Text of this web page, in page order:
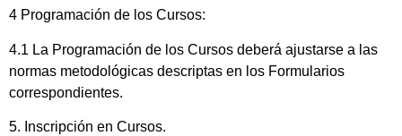
4 Programación de los Cursos:
4.1 La Programación de los Cursos deberá ajustarse a las
normas metodológicas descriptas en los Formularios
correspondientes.
5. Inscripción en Cursos.